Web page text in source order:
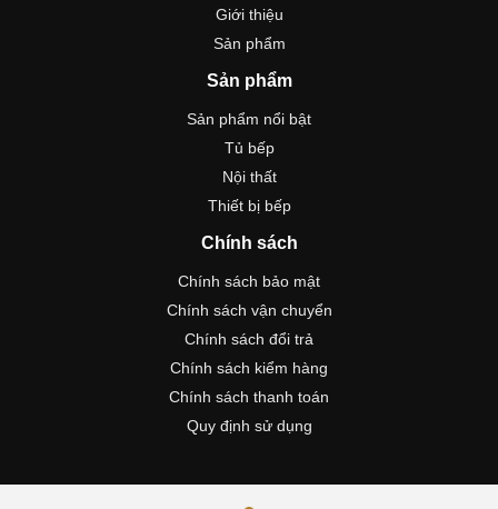
Giới thiệu
Sản phẩm
Sản phẩm
Sản phẩm nổi bật
Tủ bếp
Nội thất
Thiết bị bếp
Chính sách
Chính sách bảo mật
Chính sách vận chuyển
Chính sách đổi trả
Chính sách kiểm hàng
Chính sách thanh toán
Quy định sử dụng